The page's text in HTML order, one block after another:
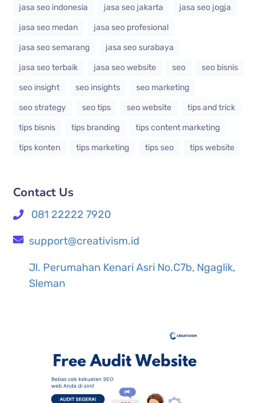
jasa seo indonesia
jasa seo jakarta
jasa seo jogja
jasa seo medan
jasa seo profesional
jasa seo semarang
jasa seo surabaya
jasa seo terbaik
jasa seo website seo
seo bisnis
seo insight
seo insights
seo marketing
seo strategy
seo tips seo website
tips and trick
tips bisnis
tips branding
tips content marketing
tips konten
tips marketing tips seo tips website
Contact Us
081 22222 7920
support@creativism.id
Jl. Perumahan Kenari Asri No.C7b, Ngaglik,
Sleman